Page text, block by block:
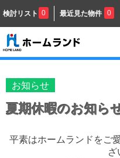
検討リスト 0 最近見た物件 0
お知らせ
夏期休暇のお知ら
平素はホームランドをご
ざ